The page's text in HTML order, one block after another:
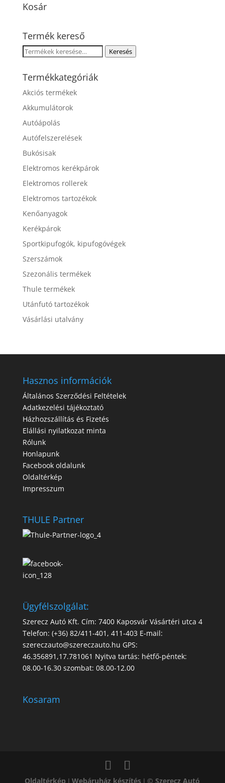
Kosár
Termék kereső
Keresés
következőre:
Keresés
Termékkategóriák
Akciós termékek
Akkumulátorok
Autóápolás
Autófelszerelések
Bukósisak
Elektromos kerékpárok
Elektromos rollerek
Elektromos tartozékok
Kenőanyagok
Kerékpárok
Sportkipufogók, kipufogóvégek
Szerszámok
Szezonális termékek
Thule termékek
Utánfutó tartozékok
Vásárlási utalvány
Hasznos információk
Általános Szerződési Feltételek
Adatkezelési tájékoztató
Házhozszállítás és Fizetés
Elállási nyilatkozat minta
Rólunk
Honlapunk
Facebook oldalunk
Oldaltérkép
Impresszum
THULE Partner
Ügyfélszolgálat:
Szerecz Autó Kft. Cím: 7400 Kaposvár Vásártéri utca 4
Telefon: (+36) 82/411-401, 411-403 E-mail:
szereczauto@szereczauto.hu GPS:
46.356891,17.781061 Nyitva tartás: hétfő-péntek:
08.00-16.30 szombat: 08.00-12.00
Kosaram
Oldaltérkép IWebáruház készítés I © Szerecz Autó